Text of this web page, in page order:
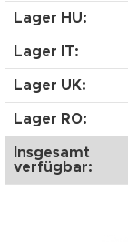
Lager HU:
Lager IT:
Lager UK:
Lager RO:
Insgesamt
verfügbar: